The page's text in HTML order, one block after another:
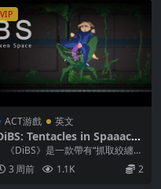
VIP
ACT游戲 英文
Tentacles in Spaaace
(Ver0.93)
《DiBS》是一款帶有“抓取絞纏機
（Grapple Mech...
3 周前 1.1K 2